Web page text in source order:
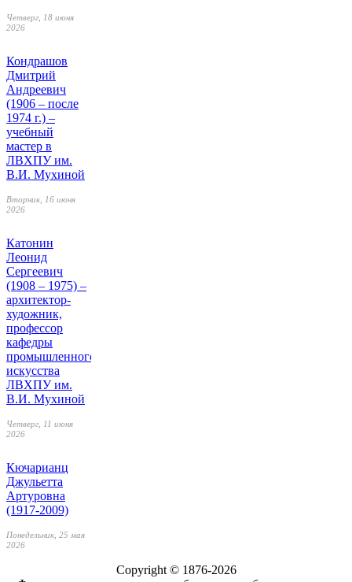
Четверг, 18 июня
2026
Кондрашов
Дмитрий
Андреевич
(1906 – после
1974 г.) –
учебный
мастер в
ЛВХПУ им.
В.И. Мухиной
Вторник, 16 июня
2026
Катонин
Леонид
Сергеевич
(1908 – 1975) –
архитектор-
художник,
профессор
кафедры
промышленного
искусства
ЛВХПУ им.
В.И. Мухиной
Четверг, 11 июня
2026
Кючарианц
Джульетта
Артуровна
(1917-2009)
Понедельник, 25 мая
2026
Copyright © 1876-2026